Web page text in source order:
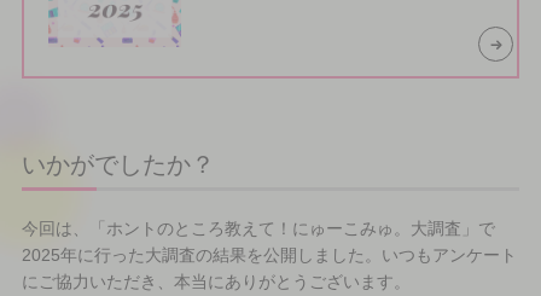
いかがでしたか？
今回は、「ホントのところ教えて！にゅーこみゅ。大調査」で
2025年に行った大調査の結果を公開しました。いつもアンケート
にご協力いただき、本当にありがとうございます。